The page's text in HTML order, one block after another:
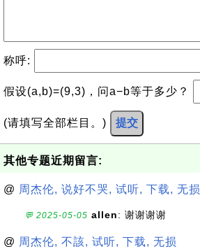
称呼:
假设(a,b)=(9,3)，问a−b等于多少？
(请填写全部栏目。) 提交
其他专题近期留言:
@ 周杰伦, 说好不哭, 试听, 下载, 无损
💬 2025-05-05 allen: 谢谢谢谢
@ 周杰伦, 不該, 试听, 下载, 无损